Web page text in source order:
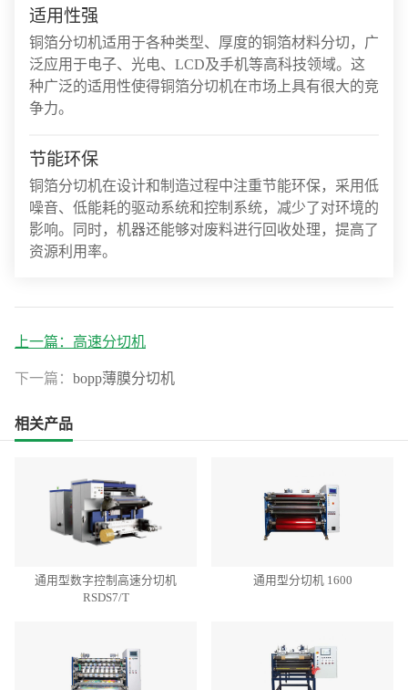
适用性强
铜箔分切机适用于各种类型、厚度的铜箔材料分切，广
泛应用于电子、光电、LCD及手机等高科技领域。这
种广泛的适用性使得铜箔分切机在市场上具有很大的竞
争力。
节能环保
铜箔分切机在设计和制造过程中注重节能环保，采用低
噪音、低能耗的驱动系统和控制系统，减少了对环境的
影响。同时，机器还能够对废料进行回收处理，提高了
资源利用率。
上一篇： 高速分切机
下一篇： bopp薄膜分切机
相关产品
通用型数字控制高速分切机
RSDS7/T
通用型分切机 1600